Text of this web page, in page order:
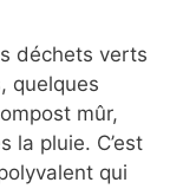
déchets verts
quelques
mûr,
la pluie. C’est
qui